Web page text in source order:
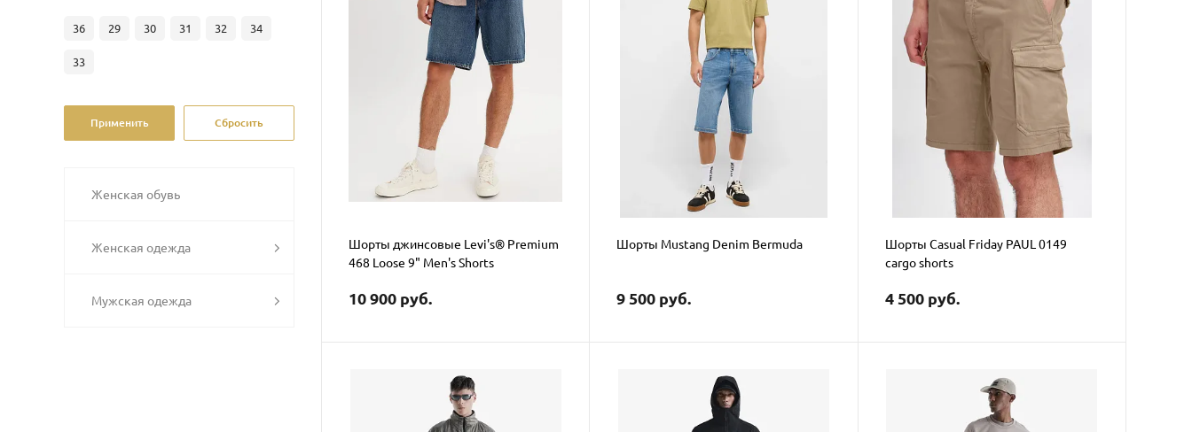
36 29 30 31 32 34
33
Женская обувь
Женская одежда
Мужская одежда
Шорты джинсовые Levi's® Premium
468 Loose 9" Men's Shorts
10 900 руб.
Шорты Mustang Denim Bermuda
9 500 руб.
Шорты Casual Friday PAUL 0149
cargo shorts
4 500 руб.